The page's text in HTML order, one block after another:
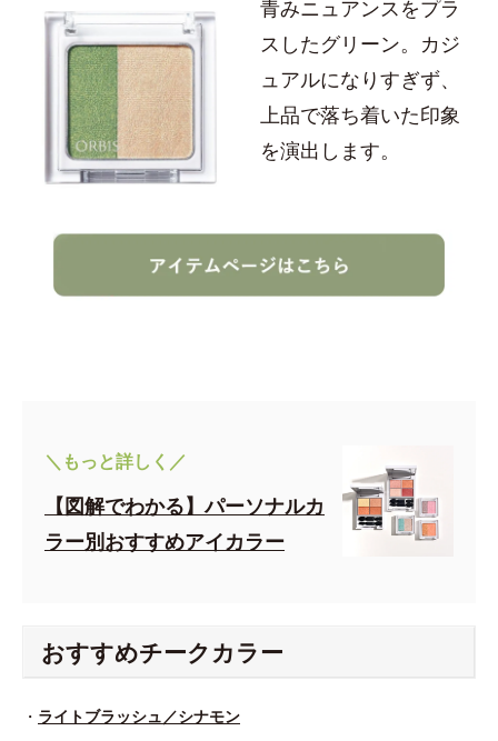
青みニュアンスをプラ
スしたグリーン。カジ
ュアルになりすぎず、
上品で落ち着いた印象
を演出します。
＼もっと詳しく／
【図解でわかる】パーソナルカ
ラー別おすすめアイカラー
おすすめチークカラー
・ ライトブラッシュ／シナモン